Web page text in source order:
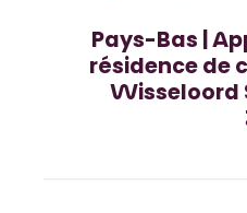
Pays-Bas |
résidence de
Wisseloord